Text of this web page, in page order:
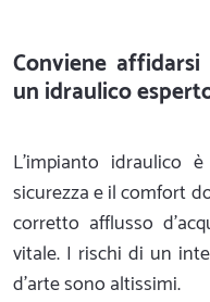
Conviene
un idraulico
L'impianto idraulico
sicurezza e il comfort
corretto afflusso
vitale. I rischi di un
d'arte sono altissimi.